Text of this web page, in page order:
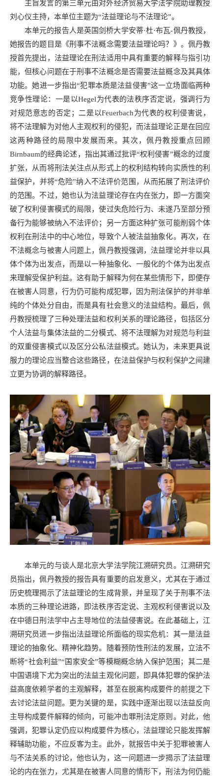
主旨发言的第三单元由对外经济贸易大学法学院助理教授
刘心仪主持，本单位主题为“法益理论与不法理论”。
本单元的报告人是英国剑桥大学安蒂·杜·布瓦-佩丹教授，
她报告的题目是《刑事不法概念需要法益理论吗？》。佩丹教
授首先提出，法益理论在刑法适用中具有重要的解释与指引功
能，但核心问题在于刑事不法概念是否需要法益概念及其具体
功能。她进一步指出“犯罪本质是法益侵害”这一立场面临两种
竞争性理论：一是以Hegel为代表的法秩序否定说，强调行为
对规范意志的否定；二是以Feuerbach为代表的权利侵害说，
将不法理解为对他人主观权利的侵犯，而法益理论正是在回应
这两种路径的局限中发展而来。其次，佩丹教授重点回顾
Birnbaum的经典论述，指出其通过批评“权利侵害”概念的过度
扩张，从而将刑法关注点从形式上的权利结构转向实质性的利
益保护，并将“危险”纳入不法评价范围，从而拓展了刑法评价
的范围。不过，她也认为法益理论存在内在张力，即一方面突
破了权利侵害模式的局限，使过失危险行为、未遂乃至部分预
备行为能够被纳入不法评价；另一方面这种扩张可能削弱个体
权利在刑法中的中心地位，导致个人被法益抽象化。再次，在
不法概念与被害人问题上，佩丹教授强调，法益理论并非以具
体个体为出发点，而是以一种抽象化、一般化的个体为出发点
来理解受保护利益。这有助于解释为何在某些情形下，即便存
在被害人同意，行为仍可能构成犯罪，因为刑法保护的并非单
纯的个体处分自由，而是具有社会意义的法益结构。最后，佩
丹教授梳理了三种处理法益和权利关系的理论路径，包括区分
个人法益与集体法益的二分模式、将不法理解为对规范与利益
的双重侵害模式以及区分公私法益模式。她认为，未来更具说
服力的理论应当整合这些路径，在法益保护与权利保护之间建
立更为协调的解释路径。
本单元的与谈人是北京大学法学院江溯研究员。江溯研究
员指出，佩丹教授的报告具有重要的启发意义，尤其在于通过
历史梳理揭示了法益理论的生成背景，并呈现了关于刑事不法
本质的三种理论进路，即法秩序否定说、主观权利侵害说以及
在中德日刑法学中占主导地位的法益侵害说。在此基础上，江
溯研究员进一步指出法益理论所面临的现实危机：其一是法益
理论的抽象化、精神化趋势。随着预防性刑法的发展，立法不
断将“社会利益”“国家安全”等模糊概念纳入保护范围；其二是
中国语境下尤为突出的法益主观化问题，即具体犯罪的保护法
益高度依赖学者的主观解释，甚至在脱离构成要件的前提之下
去讨论法益问题。更为关键的是，实践中逐渐出现以法益反向
主导构成要件解释的倾向，可能冲击罪刑法定原则。对此，他
强调，犯罪认定仍应以构成要件为核心，法益理论只能发挥解
释辅助功能，不应反客为主。此外，就报告中关于犯罪被害人
与不法关系的讨论，他也认为，这一问题进一步揭示了法益理
论的内在张力，尤其是在被害人同意的情形下，刑法为何仍能